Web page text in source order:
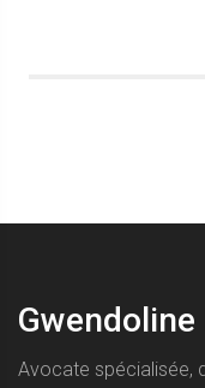
Gwendoline
Avocate spécialisée,